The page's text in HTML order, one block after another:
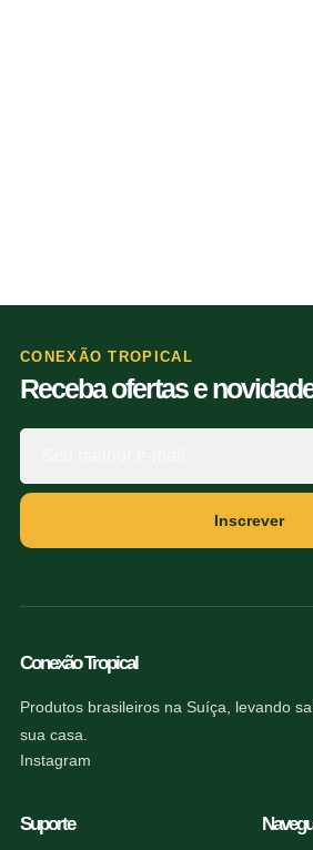
CONEXÃO TROPICAL
Receba ofertas e
Inscrever
Conexão Tropical
Produtos brasileiros na Suíça, levando
sua casa.
Instagram
Suporte